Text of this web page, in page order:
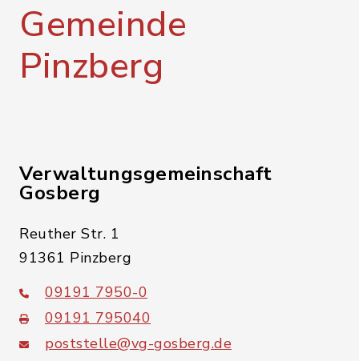
Gemeinde
Pinzberg
Verwaltungsgemeinschaft
Gosberg
Reuther Str. 1
91361 Pinzberg
09191 7950-0
09191 795040
poststelle@vg-gosberg.de